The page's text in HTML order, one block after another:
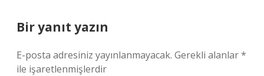
Bir yanıt yazın
E-posta adresiniz yayınlanmayacak. Gerekli alanlar*
ile işaretlenmişlerdir